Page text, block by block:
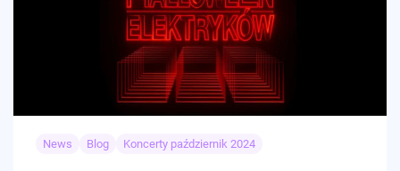
News Blog Koncerty październik 2024